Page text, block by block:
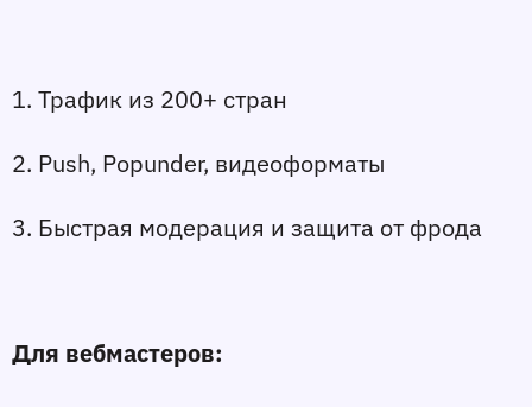
1. Трафик из 200+ стран
2. Push, Popunder, видеоформаты
3. Быстрая модерация и защита от фрода
Для вебмастеров: